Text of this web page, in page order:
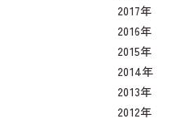
2017年
2016年
2015年
2014年
2013年
2012年